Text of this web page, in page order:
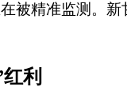
被精准监测。新
利